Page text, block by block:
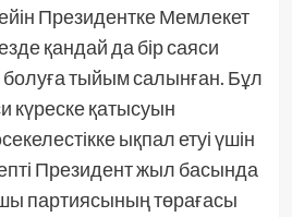
Президентке Мемлекет
қандай да бір саяси
тыйым салынған. Бұл
күреске қатысуын
ықпал етуі үшін
Президент жыл басында
партиясының төрағасы